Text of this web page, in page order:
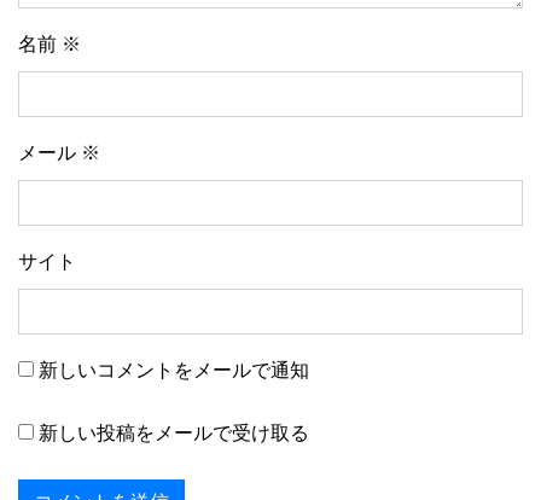
名前 ※
メール ※
サイト
新しいコメントをメールで通知
新しい投稿をメールで受け取る